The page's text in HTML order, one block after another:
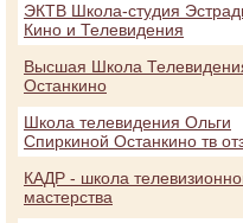
ЭКТВ Школа-студия
Кино и Телевидения
Высшая Школа
Останкино
Школа телевидения Ольги
Спиркиной Останкино тв
КАДР - школа
мастерства